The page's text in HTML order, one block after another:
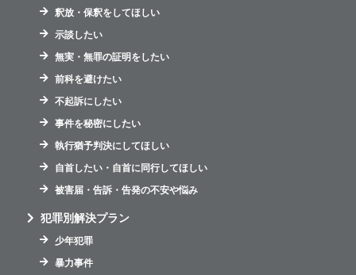
釈放・保釈をしてほしい
示談したい
無実・無罪の証明をしたい
前科を避けたい
不起訴にしたい
事件を秘密にしたい
執行猶予判決にしてほしい
自首したい・自首に同行してほしい
被害届・告訴・告発の不安や悩み
犯罪別解決プラン
少年犯罪
暴力事件